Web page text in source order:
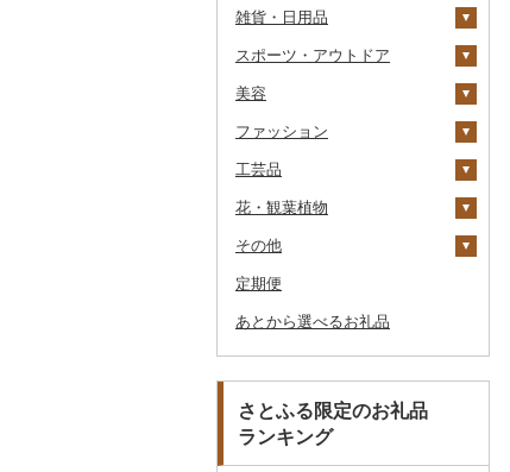
その他牛肉（精肉）
ほっけ
その他鮮魚
その他缶詰・瓶詰
こしょう
その他調味料
JTBふるさと旅行クー
その他旅行券
宿泊券
PayPay商品券
食事券
温泉・サウナ・スパ利用
券
GDOふるさとゴルフ
プレークーポン
その他のゴルフプレー
花火大会チケット
カタログギフト
雑貨・日用品
家具・インテリア
机・テーブル
その他家具・インテリ
寝具
布団
毛布
タオルケット
タオル
その他タオル
文房具・印鑑
ボールペン
ノート・ファイル
その他文房具
食器
グラス・カップ
箸
スプーン・フォーク・
ナイフ
皿・椀
キッチン用品
フライパン
鍋
まな板
土鍋
日用品
洗剤
トイレットペーパー
ティッシュ
その他日用品
楽器・器材
本・CD・DVD
おもちゃ・ぬいぐるみ
ご当地キャラクター
スポーツ・アウトドア
ゴルフ
ゴルフボール
ゴルフウェア
その他ゴルフ
釣り
サイクリング
アウトドア・キャンプ
その他スポーツ
その他スポーツ
美容
スキンケア
洗顔
その他スキンケア
シャンプー・リンス
石鹸・ボディーソープ
入浴剤
アロマ
プロテイン
その他美容
ファッション
鞄・バッグ
トートバッグ・ショル
ツケース
その他鞄・バッグ
洋服
女性・レディース
子供・ベビー
その他洋服
和服
靴・履物
靴・シューズ
スリッパ・下駄・草履
その他靴・履物
アクセサリー
ペンダント・ネックレ
ス
ピアス・イヤリング
その他服飾小物
ショール・ストール
工芸品
織物
本場奄美大島紬
陶器・漆器
唐津焼
備前焼
美濃焼
村上木彫堆朱
その他装飾品・工芸品
数珠
工芸品
播州そろばん
美濃和紙
花・観葉植物
観葉植物・苗木
花
胡蝶蘭
造花・プリザーブドフ
ラワー
その他花
盆栽・その他
その他
地域サービス
その他
定期便
あとから選べるお礼品
さとふる限定のお礼品
ランキング